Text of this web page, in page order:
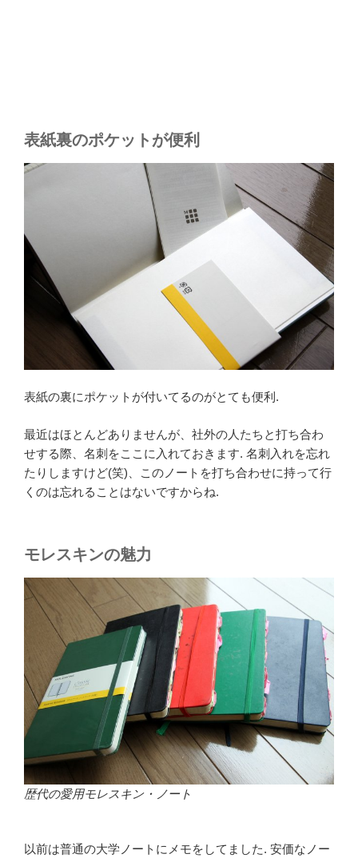
表紙裏のポケットが便利
表紙の裏にポケットが付いてるのがとても便利.
最近はほとんどありませんが、社外の人たちと打ち合わ
せする際、名刺をここに入れておきます. 名刺入れを忘れ
たりしますけど(笑)、このノートを打ち合わせに持って行
くのは忘れることはないですからね.
モレスキンの魅力
歴代の愛用モレスキン・ノート
以前は普通の大学ノートにメモをしてました. 安価なノー